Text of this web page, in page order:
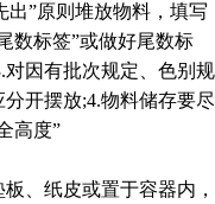
”原则堆放物料，填写
数标签”或做好尾数标
因有批次规定、色别规
开摆放;4.物料储存要尽
高度”
、纸皮或置于容器内，